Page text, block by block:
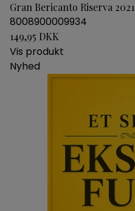
Gran Bericanto Riserva 2021
8008900009934
149,95 DKK
Vis produkt
Nyhed